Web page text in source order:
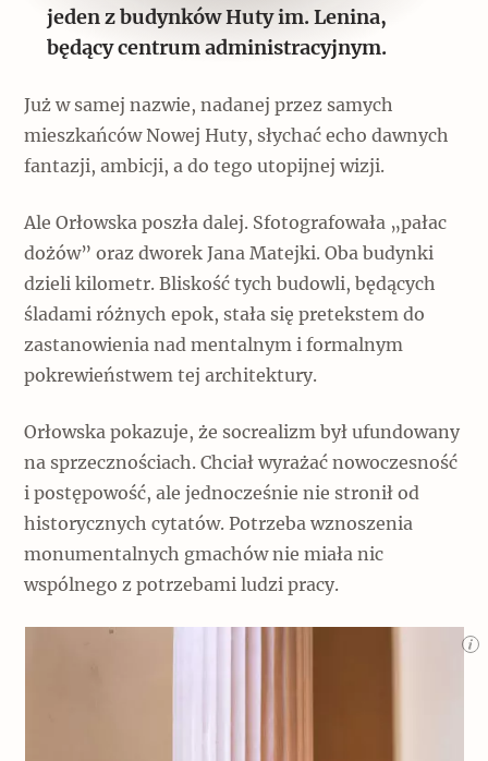
jeden z budynków Huty im. Lenina,
będący centrum administracyjnym.
Już w samej nazwie, nadanej przez samych
mieszkańców Nowej Huty, słychać echo dawnych
fantazji, ambicji, a do tego utopijnej wizji.
Ale Orłowska poszła dalej. Sfotografowała „pałac
dożów” oraz dworek Jana Matejki. Oba budynki
dzieli kilometr. Bliskość tych budowli, będących
śladami różnych epok, stała się pretekstem do
zastanowienia nad mentalnym i formalnym
pokrewieństwem tej architektury.
Orłowska pokazuje, że socrealizm był ufundowany
na sprzecznościach. Chciał wyrażać nowoczesność
i postępowość, ale jednocześnie nie stronił od
historycznych cytatów. Potrzeba wznoszenia
monumentalnych gmachów nie miała nic
wspólnego z potrzebami ludzi pracy.